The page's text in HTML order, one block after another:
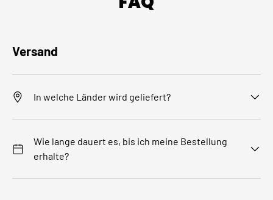
Versand
In welche Länder wird geliefert?
Wie lange dauert es, bis ich meine Bestellung
erhalte?